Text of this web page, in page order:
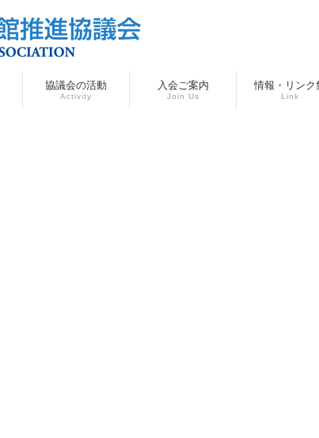
協議会の活動
Activity
入会ご案内
Join Us
情報・リンク
Link